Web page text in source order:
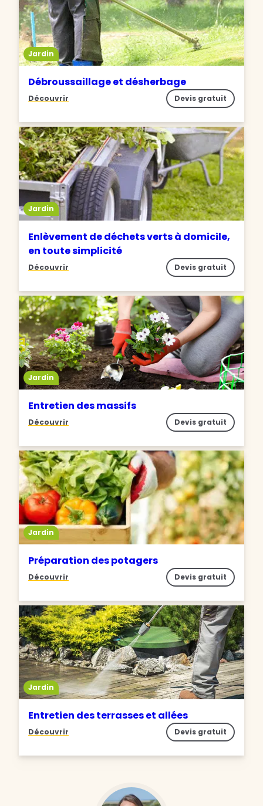
Jardin
Débroussaillage et désherbage
Découvrir Devis gratuit
Jardin
Enlèvement de déchets verts à domicile,
en toute simplicité
Découvrir Devis gratuit
Jardin
Entretien des massifs
Découvrir Devis gratuit
Jardin
Préparation des potagers
Découvrir Devis gratuit
Jardin
Entretien des terrasses et allées
Découvrir Devis gratuit